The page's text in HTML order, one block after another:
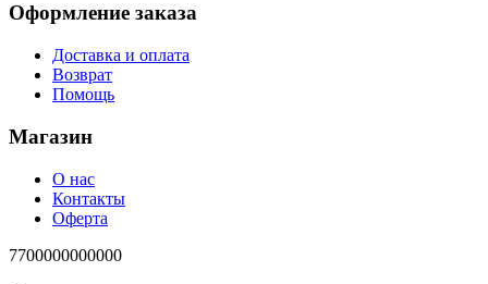
Оформление заказа
Доставка и оплата
Возврат
Помощь
Магазин
О нас
Контакты
Оферта
7700000000000